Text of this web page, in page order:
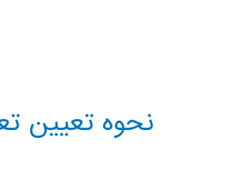
نحوه تعیین